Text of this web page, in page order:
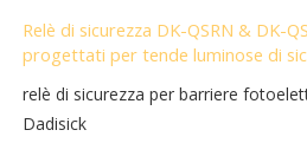
Relè di sicurezza DK-QSRN & DK-
progettati per tende luminose di
relè di sicurezza per barriere
Dadisick